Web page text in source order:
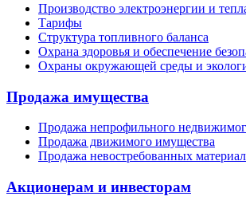
Производство электроэнергии и
Тарифы
Структура топливного баланса
Охрана здоровья и обеспечение
Охраны окружающей среды и
Продажа имущества
Продажа непрофильного
Продажа движимого имущества
Продажа невостребованных
Акционерам и инвесторам